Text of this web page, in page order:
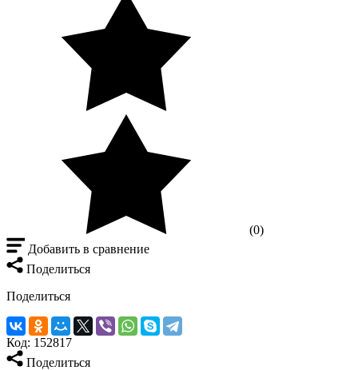
(0)
Добавить в сравнение
Поделиться
Поделиться
Код: 152817
Поделиться